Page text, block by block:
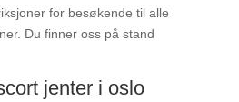
for besøkende til alle
Du finner oss på stand
jenter i oslo